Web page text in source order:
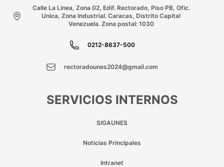
Calle La Línea, Zona 02, Edif. Rectorado, Piso PB, Ofic.
Unica, Zona Industrial. Caracas, Distrito Capital
Venezuela. Zona postal: 1030
0212-8637-500
rectoradounes2024@gmail.com
SERVICIOS INTERNOS
SIGAUNES
Noticias Principales
Intranet